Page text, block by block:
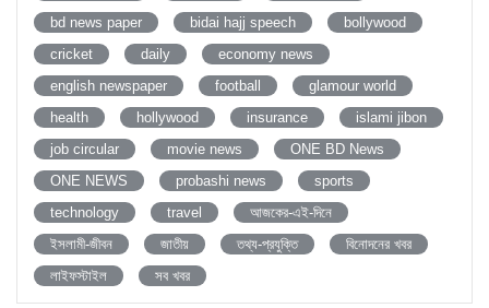
bd news paper
bidai hajj speech
bollywood
cricket
daily
economy news
english newspaper
football
glamour world
health
hollywood insurance
islami jibon
job circular
movie news
ONE BD News
ONE NEWS
probashi news
sports
technology
travel
আজকের-এই-দিনে
ইসলামী-জীবন
জাতীয় তথ্য-প্রযুক্তি
বিনোদনের খবর
লাইফস্টাইল
সব খবর